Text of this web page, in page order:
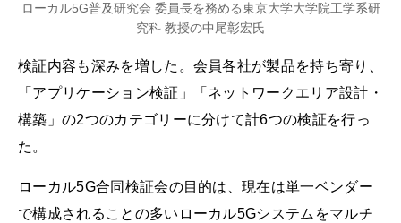
ローカル5G普及研究会 委員長を務める東京大学大学院工学系研
究科 教授の中尾彰宏氏
検証内容も深みを増した。会員各社が製品を持ち寄り、
「アプリケーション検証」「ネットワークエリア設計・
構築」の2つのカテゴリーに分けて計6つの検証を行っ
た。
ローカル5G合同検証会の目的は、現在は単一ベンダー
で構成されることの多いローカル5Gシステムをマルチ